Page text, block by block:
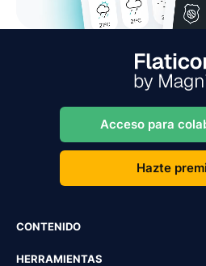
Acceso para
Hazte
CONTENIDO
HERRAMIENTAS